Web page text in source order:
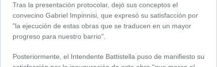
Tras la presentación protocolar, dejó sus conceptos el
convecino Gabriel Impinnisi, que expresó su satisfacción por
"la ejecución de estas obras que se traducen en un mayor
progreso para nuestro barrio".
Posteriormente, el Intendente Battistella puso de manifiesto su